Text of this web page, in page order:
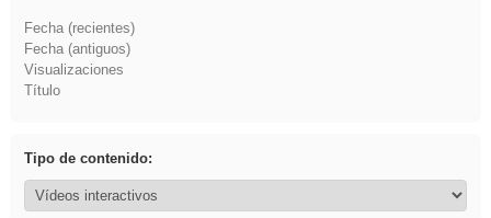
Fecha (recientes)
Fecha (antiguos)
Visualizaciones
Título
Tipo de contenido: